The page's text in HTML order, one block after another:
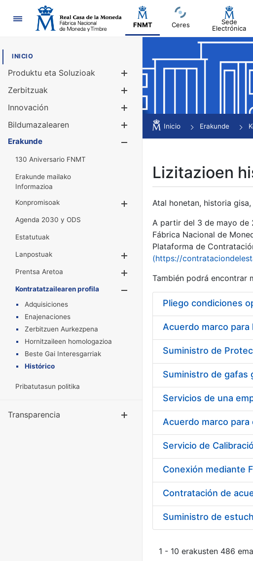
Nabigazioa
FNMT Ceres
Sede
Electrónica
INICIO
Produktu eta Soluzioak
Erakutsi/Ezkutatu
Zerbitzuak
Innovación
Bildumazalearen
Erakutsi/Ezkutatu
Erakunde
130 Aniversario FNMT
Erakunde mailako
Informazioa
Konpromisoak
Erakutsi/Ezkutatu
Agenda 2030 y ODS
Estatutuak
Lanpostuak
Erakutsi/Ezkutatu
Prentsa Aretoa
Erakutsi/Ezkutatu
Kontratatzailearen profila
Erakutsi/Ezkutatu
Adquisiciones
Enajenaciones
Zerbitzuen Aurkezpena
Hornitzaileen homologazioa
Beste Gai Interesgarriak
Histórico
Pribatutasun politika
Transparencia Erakutsi/Ezkutatu
Inicio Erakunde
Lizitazioen
Atal honetan, historia
A partir del 3 de mayo de
Fábrica Nacional de
Plataforma de
(https://
También podrá encontrar
Pliego condiciones
Acuerdo marco
Acuerdo marco
Suministro de
1 - 10 erakusten 486